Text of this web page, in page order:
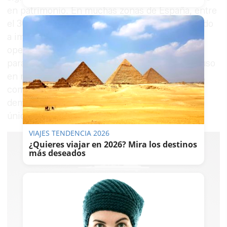
en patrimonio. En muchas zonas de España, entre
el 30% y el 31% del ahorro necesario va destinado
a impuestos y costes de formalización de la
operación, sin que ello suponga ningún retorno
para el comprador. Y este patrón se repite incluso
en regiones con precios de vivienda más bajos,
como Castilla-La Mancha o Extremadura, lo que
demuestra que el problema no depende
únicamente del nivel de precios.
VIAJES TENDENCIA 2026
¿Quieres viajar en 2026? Mira los destinos
más deseados